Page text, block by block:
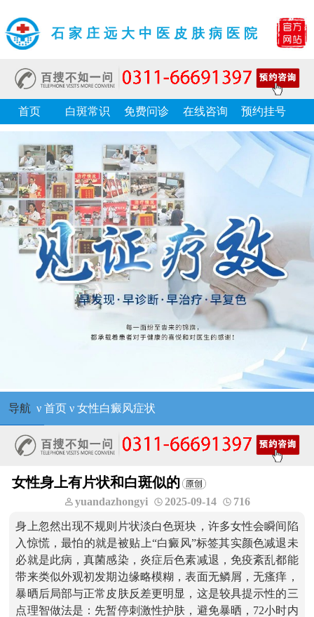
石家庄远大中医皮肤病医院
首页 白斑常识 免费问诊 在线咨询 预约挂号
导航 ν 首页ν 女性白癜风症状
女性身上有片状和白斑似的
yuandazhongyi 2025-09-14 716
身上忽然出现不规则片状淡白色斑块，许多女性会瞬间陷
入惊慌，最怕的就是被贴上“白癜风”标签其实颜色减退未
必就是此病，真菌感染，炎症后色素减退，免疫紊乱都能
带来类似外观初发期边缘略模糊，表面无鳞屑，无瘙痒，
暴晒后局部与正常皮肤反差更明显，这是较具提示性的三
点理智做法是：先暂停刺激性护肤，避免暴晒，72小时内